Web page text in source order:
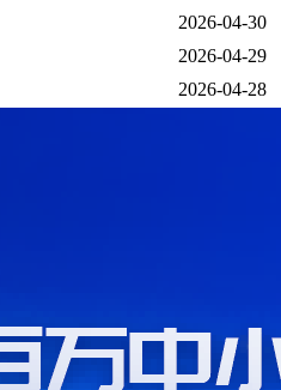
2026-04-30
2026-04-29
2026-04-28